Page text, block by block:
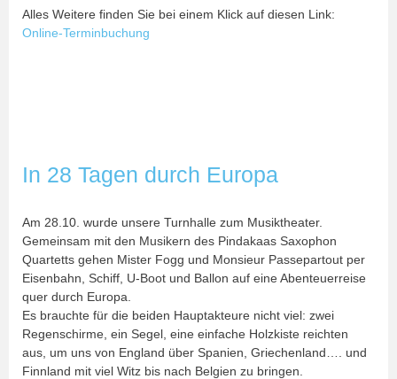
Alles Weitere finden Sie bei einem Klick auf diesen Link:
Online-Terminbuchung
In 28 Tagen durch Europa
Am 28.10. wurde unsere Turnhalle zum Musiktheater.
Gemeinsam mit den Musikern des Pindakaas Saxophon
Quartetts gehen Mister Fogg und Monsieur Passepartout per
Eisenbahn, Schiff, U-Boot und Ballon auf eine Abenteuerreise
quer durch Europa.
Es brauchte für die beiden Hauptakteure nicht viel: zwei
Regenschirme, ein Segel, eine einfache Holzkiste reichten
aus, um uns von England über Spanien, Griechenland…. und
Finnland mit viel Witz bis nach Belgien zu bringen.